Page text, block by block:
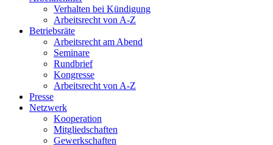
Verhalten bei Kündigung
Arbeitsrecht von A-Z
Betriebsräte
Arbeitsrecht am Abend
Seminare
Rundbrief
Kongresse
Arbeitsrecht von A-Z
Presse
Netzwerk
Kooperation
Mitgliedschaften
Gewerkschaften